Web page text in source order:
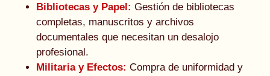
Bibliotecas y Papel: Gestión de bibliotecas
completas, manuscritos y archivos
documentales que necesitan un desalojo
profesional.
Militaria y Efectos: Compra de uniformidad y